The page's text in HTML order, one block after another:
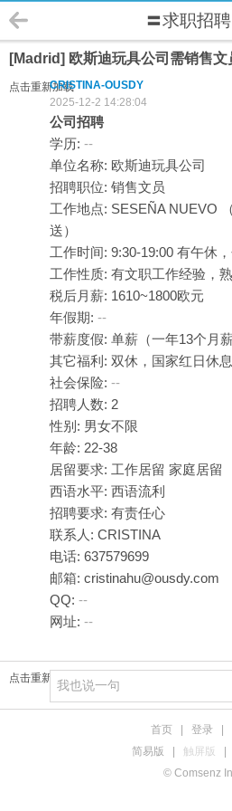
〓求职招
[Madrid] 欧斯迪玩具公司需销售文
点击重新加载CRISTINA-OUSDY
2025-12-2 14:28:04
公司招聘
学历: --
单位名称: 欧斯迪玩具公司
招聘职位: 销售文员
工作地点: SESEÑA NUEVO
送）
工作时间: 9:30-19:00 有午休
工作性质: 有文职工作经验，
税后月薪: 1610~1800欧元
年假期: --
带薪度假: 单薪（一年13个月薪
其它福利: 双休，国家红日休息
社会保险: --
招聘人数: 2
性别: 男女不限
年龄: 22-38
居留要求: 工作居留 家庭居留
西语水平: 西语流利
招聘要求: 有责任心
联系人: CRISTINA
电话: 637579699
邮箱: cristinahu@ousdy.com
QQ: --
网址: --
点击重新加载
首页 登录
简易版
触屏版
© Comsenz